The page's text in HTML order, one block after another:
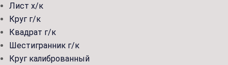
Лист х/к
Круг г/к
Квадрат г/к
Шестигранник г/к
Круг калиброванный